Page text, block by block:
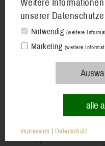
Weitere
unserer
Notwendig (weitere
Marketing (weitere
alle
Impressum Datenschutz